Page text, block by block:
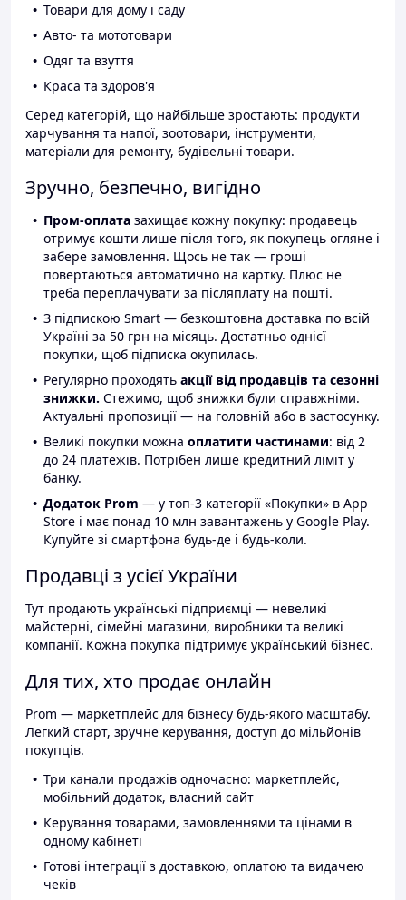
Товари для дому і саду
Авто- та мототовари
Одяг та взуття
Краса та здоров'я
Серед категорій, що найбільше зростають: продукти
харчування та напої, зоотовари, інструменти,
матеріали для ремонту, будівельні товари.
Зручно, безпечно, вигідно
Пром-оплата захищає кожну покупку: продавець
отримує кошти лише після того, як покупець огляне і
забере замовлення. Щось не так — гроші
повертаються автоматично на картку. Плюс не
треба переплачувати за післяплату на пошті.
З підпискою Smart — безкоштовна доставка по всій
Україні за 50 грн на місяць. Достатньо однієї
покупки, щоб підписка окупилась.
Регулярно проходять акції від продавців та сезонні
знижки. Стежимо, щоб знижки були справжніми.
Актуальні пропозиції — на головній або в застосунку.
Великі покупки можна оплатити частинами: від 2
до 24 платежів. Потрібен лише кредитний ліміт у
банку.
Додаток Prom — у топ-3 категорії «Покупки» в App
Store і має понад 10 млн завантажень у Google Play.
Купуйте зі смартфона будь-де і будь-коли.
Продавці з усієї України
Тут продають українські підприємці — невеликі
майстерні, сімейні магазини, виробники та великі
компанії. Кожна покупка підтримує український бізнес.
Для тих, хто продає онлайн
Prom — маркетплейс для бізнесу будь-якого масштабу.
Легкий старт, зручне керування, доступ до мільйонів
покупців.
Три канали продажів одночасно: маркетплейс,
мобільний додаток, власний сайт
Керування товарами, замовленнями та цінами в
одному кабінеті
Готові інтеграції з доставкою, оплатою та видачею
чеків